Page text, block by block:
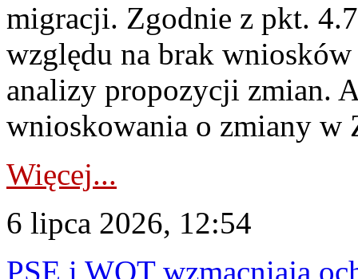
migracji. Zgodnie z pkt.
względu na brak
analizy propozycji zmian.
wnioskowania o zmiany w
Więcej...
6 lipca 2026, 12:54
PSE i WOT wzmacniają